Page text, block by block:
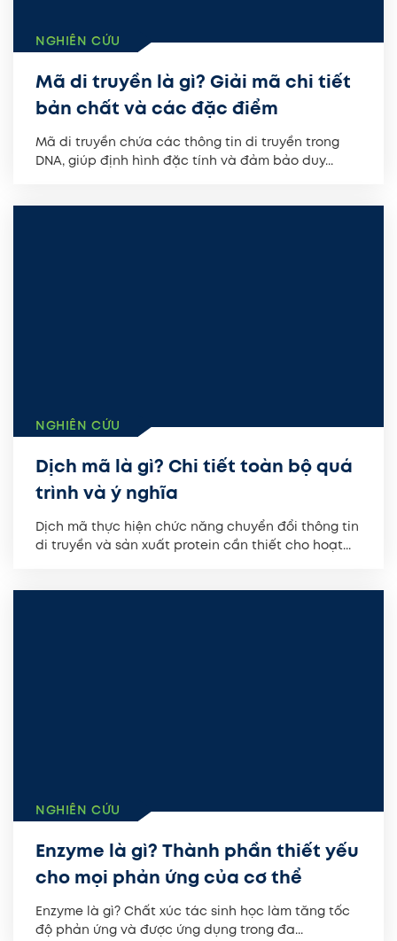
NGHIÊN CỨU
Mã di truyền là gì? Giải mã chi tiết
bản chất và các đặc điểm
Mã di truyền chứa các thông tin di truyền trong
DNA, giúp định hình đặc tính và đảm bảo duy...
NGHIÊN CỨU
Dịch mã là gì? Chi tiết toàn bộ quá
trình và ý nghĩa
Dịch mã thực hiện chức năng chuyển đổi thông tin
di truyền và sản xuất protein cần thiết cho hoạt...
NGHIÊN CỨU
Enzyme là gì? Thành phần thiết yếu
cho mọi phản ứng của cơ thể
Enzyme là gì? Chất xúc tác sinh học làm tăng tốc
độ phản ứng và được ứng dụng trong đa...